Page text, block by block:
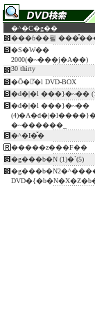
�^�C�g��
���ɓ��푈
�S�W��
2000(�~���j�A��)
30 thirty
�Ō�ٌ̕�l DVD-BOX
�d�|�l ���}�~��
�d�|�l ���}�~��
�~������_
�^�I�̌�
�����z���F��
�g���b�N (1)�`(5)